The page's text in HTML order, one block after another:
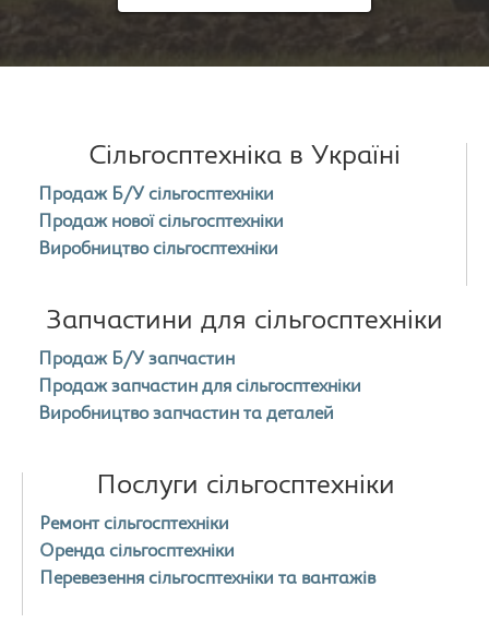
Сільгосптехніка в Україні
Продаж Б/У сільгосптехніки
Продаж нової сільгосптехніки
Виробництво сільгосптехніки
Запчастини для сільгосптехніки
Продаж Б/У запчастин
Продаж запчастин для сільгосптехніки
Виробництво запчастин та деталей
Послуги сільгосптехніки
Ремонт сільгосптехніки
Оренда сільгосптехніки
Перевезення сільгосптехніки та вантажів